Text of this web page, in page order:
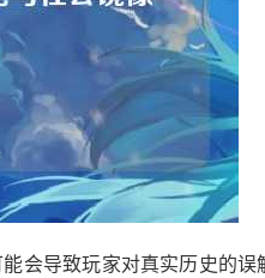
会导致玩家对真实历史的误